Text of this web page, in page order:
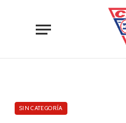
SIN CATEGORÍA